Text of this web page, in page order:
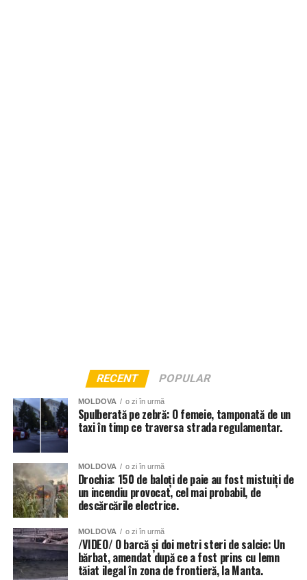
RECENT POPULAR
MOLDOVA o zi în urmă
Spulberată pe zebră: O femeie, tamponată de un
taxi în timp ce traversa strada regulamentar.
MOLDOVA o zi în urmă
Drochia: 150 de baloți de paie au fost mistuiți de
un incendiu provocat, cel mai probabil, de
descărcările electrice.
MOLDOVA o zi în urmă
/VIDEO/ O barcă și doi metri steri de salcie: Un
bărbat, amendat după ce a fost prins cu lemn
tăiat ilegal în zona de frontieră, la Manta.